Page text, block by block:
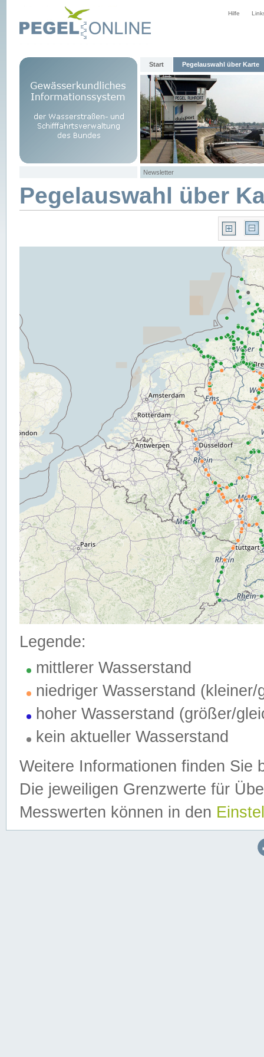
Hilfe
Start Pegelauswahl über Karte
Newsletter
Pegelauswahl über
Legende:
mittlerer Wasserstand
niedriger Wasserstand (kleiner/
hoher Wasserstand (größer/
kein aktueller Wasserstand
Weitere Informationen finden Sie
Die jeweiligen Grenzwerte für
Messwerten können in den